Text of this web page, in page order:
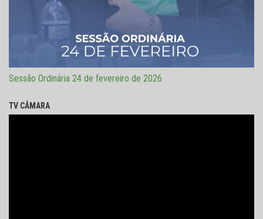
Sessão Ordinária 24 de fevereiro de 2026
TV CÂMARA